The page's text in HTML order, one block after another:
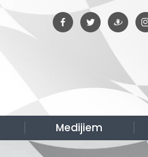
Medijiem